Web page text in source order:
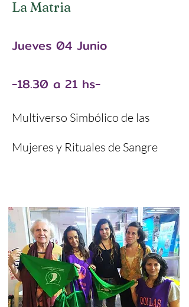
La Matria
Jueves 04 Junio
-18.30 a 21 hs-
Multiverso Simbólico de las
Mujeres y Rituales de Sangre